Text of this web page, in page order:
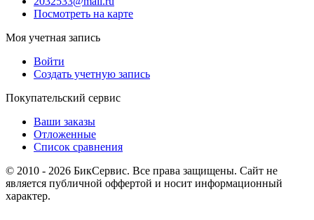
Посмотреть на карте
Моя учетная запись
Войти
Создать учетную запись
Покупательский сервис
Ваши заказы
Отложенные
Список сравнения
© 2010 - 2026 БикСервис. Все права защищены. Сайт не
является публичной оффертой и носит информационный
характер.